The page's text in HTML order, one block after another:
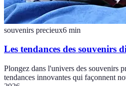
souvenirs precieux6 min
Les tendances des souvenirs
Plongez dans l'univers des souvenirs
tendances innovantes qui façonnent